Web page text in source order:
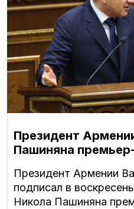
Президент
Пашиняна
Президент Армении
подписал в
Никола Пашиняна